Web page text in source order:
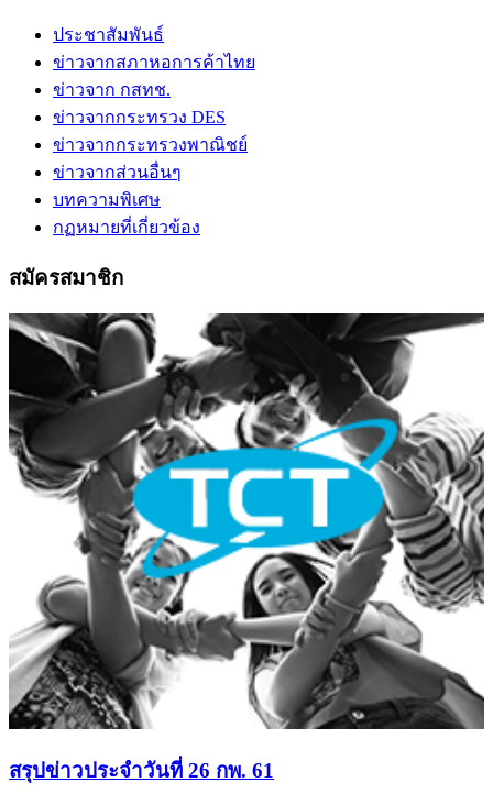
ประชาสัมพันธ์
ข่าวจากสภาหอการค้าไทย
ข่าวจาก กสทช.
ข่าวจากกระทรวง DES
ข่าวจากกระทรวงพาณิชย์
ข่าวจากส่วนอื่นๆ
บทความพิเศษ
กฏหมายที่เกี่ยวข้อง
สมัครสมาชิก
สรุปข่าวประจำวันที่ 26 กพ. 61